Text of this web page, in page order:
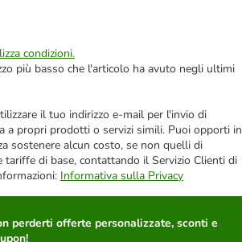
condizioni.
più basso che l'articolo ha avuto negli ultimi
il tuo indirizzo e-mail per l'invio di
a propri prodotti o servizi simili. Puoi opporti in
sostenere alcun costo, se non quelli di
tariffe di base, contattando il Servizio Clienti di
Informativa sulla Privacy
perderti offerte personalizzate, sconti e